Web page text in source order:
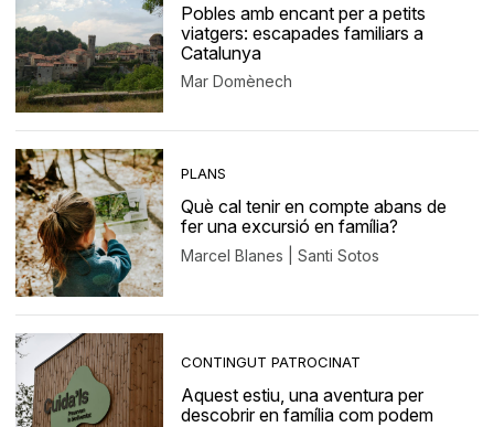
Pobles amb encant per a petits
viatgers: escapades familiars a
Catalunya
Mar Domènech
PLANS
Què cal tenir en compte abans de
fer una excursió en família?
Marcel Blanes | Santi Sotos
CONTINGUT PATROCINAT
Aquest estiu, una aventura per
descobrir en família com podem